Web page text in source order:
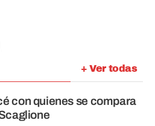
+ Ver todas
con quienes se compara